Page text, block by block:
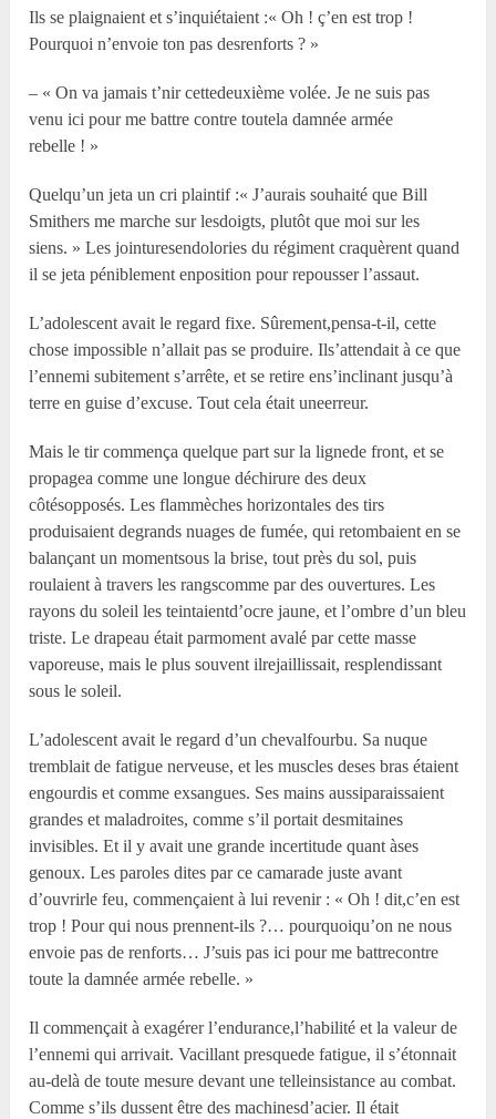
Ils se plaignaient et s’inquiétaient :« Oh ! ç’en est trop !
Pourquoi n’envoie ton pas desrenforts ? »
– « On va jamais t’nir cettedeuxième volée. Je ne suis pas
venu ici pour me battre contre toutela damnée armée
rebelle ! »
Quelqu’un jeta un cri plaintif :« J’aurais souhaité que Bill
Smithers me marche sur lesdoigts, plutôt que moi sur les
siens. » Les jointuresendolories du régiment craquèrent quand
il se jeta péniblement enposition pour repousser l’assaut.
L’adolescent avait le regard fixe. Sûrement,pensa-t-il, cette
chose impossible n’allait pas se produire. Ils’attendait à ce que
l’ennemi subitement s’arrête, et se retire ens’inclinant jusqu’à
terre en guise d’excuse. Tout cela était uneerreur.
Mais le tir commença quelque part sur la lignede front, et se
propagea comme une longue déchirure des deux
côtésopposés. Les flammèches horizontales des tirs
produisaient degrands nuages de fumée, qui retombaient en se
balançant un momentsous la brise, tout près du sol, puis
roulaient à travers les rangscomme par des ouvertures. Les
rayons du soleil les teintaientd’ocre jaune, et l’ombre d’un bleu
triste. Le drapeau était parmoment avalé par cette masse
vaporeuse, mais le plus souvent ilrejaillissait, resplendissant
sous le soleil.
L’adolescent avait le regard d’un chevalfourbu. Sa nuque
tremblait de fatigue nerveuse, et les muscles deses bras étaient
engourdis et comme exsangues. Ses mains aussiparaissaient
grandes et maladroites, comme s’il portait desmitaines
invisibles. Et il y avait une grande incertitude quant àses
genoux. Les paroles dites par ce camarade juste avant
d’ouvrirle feu, commençaient à lui revenir : « Oh ! dit,c’en est
trop ! Pour qui nous prennent-ils ?… pourquoiqu’on ne nous
envoie pas de renforts… J’suis pas ici pour me battrecontre
toute la damnée armée rebelle. »
Il commençait à exagérer l’endurance,l’habilité et la valeur de
l’ennemi qui arrivait. Vacillant presquede fatigue, il s’étonnait
au-delà de toute mesure devant une telleinsistance au combat.
Comme s’ils dussent être des machinesd’acier. Il était